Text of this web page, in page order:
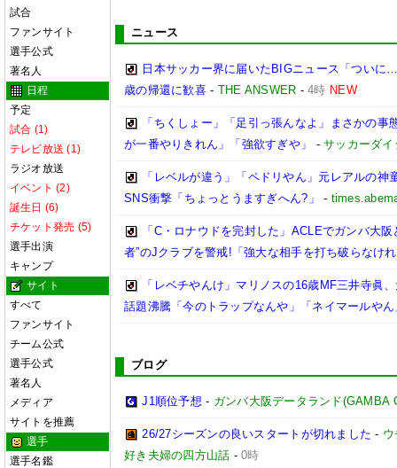
試合
ファンサイト
選手公式
著名人
日程
予定
試合 (1)
テレビ放送 (1)
ラジオ放送
イベント (2)
誕生日 (6)
チケット発売 (5)
選手出演
キャンプ
サイト
すべて
ファンサイト
チーム公式
選手公式
著名人
メディア
サイトを推薦
選手
選手名鑑
ニュース
日本サッカー界に届いたBIGニュース「つい
歳の帰還に歓喜- THE ANSWER -4時 NEW
「ちくしょー」「足引っ張んなよ」まさかの
が一番やりきれん」「強欲すぎや」
-サッカーダ
「レベルが違う」「ペドリやん」元レアルの
SNS衝撃「ちょっとうますぎへん?」
-
「C・ロナウドを完封した」ACLEでガンバ大
者”のJクラブを警戒!「強大な相手を打ち破らなけ
「レベチやんけ」マリノスの16歳MF三井寺眞
話題沸騰「今のトラップなんや」「ネイマールやん
ブログ
J1順位予想 - ガンバ大阪データランド(GAMBA
26/27シーズンの良いスタートが切れました -
好き夫婦の四方山話 -0時